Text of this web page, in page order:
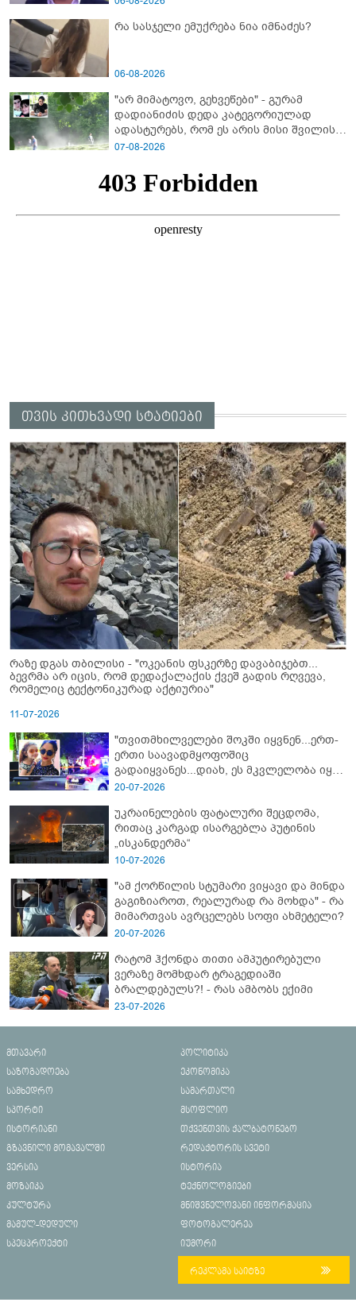
რა სასჯელი ემუქრება ნია იმნაძეს?
06-08-2026
"არ მიმატოვო, გეხვეწები" - გუ­რა­მ
დადიანიძის დედა კა­ტე­გო­რი­უ­ლად
ადას­ტუ­რებს, რომ ეს არის მისი შვი­ლის
ხმა
07-08-2026
თვის კითხვადი სტატიები
რაზე დგას თბილისი - "ოკეანის ფსკერზე დავაბიჯებთ...
ბევრმა არ იცის, რომ დედაქალაქის ქვეშ გადის რღვევა,
რომელიც ტექტონიკურად აქტიურია"
11-07-2026
"თვითმხილველები შოკში იყვნენ...ერთ-
ერთი საავადმყოფოშიც
გადაიყვანეს...დიახ, ეს მკვლელობა იყო"
- გორში დატრიალებული ტრაგედიის
20-07-2026
უკრაინელების ფატალური შეცდომა,
რითაც კარგად ისარგებლა პუტინის
„ისკანდერმა“
10-07-2026
"ამ ქორწილის სტუმარი ვიყავი და მინდა
გაგიზიაროთ, რეალურად რა მოხდა" - რა
მიმართვას ავრცელებს სოფი ახმეტელი?
20-07-2026
რატომ ჰქონდა თითი ამპუტირებული
ვერაზე მომხდარ ტრაგედიაში
ბრალდებულს?! - რას ამბობს ექიმი
23-07-2026
მთავარი
პოლიტიკა
საზოგადოება
ეკონომიკა
სამხედრო
სამართალი
სპორტი
მსოფლიო
ისტორიანი
თქვენთვის ქალბატონებო
გზავნილი მომავალში
რედაქტორის სვეტი
ვერსია
ისტორია
მოზაიკა
ტექნოლოგიები
კულტურა
მნიშვნელოვანი ინფორმაცია
მამულ-დედული
ფოტოგალერეა
სპეცპროექტი
იუმორი
რეკლამა საიტზე